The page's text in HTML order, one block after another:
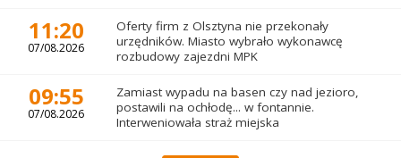
11:20
07/08.2026
Oferty firm z Olsztyna nie przekonały
urzędników. Miasto wybrało wykonawcę
rozbudowy zajezdni MPK
09:55
07/08.2026
Zamiast wypadu na basen czy nad jezioro,
postawili na ochłodę... w fontannie.
Interweniowała straż miejska